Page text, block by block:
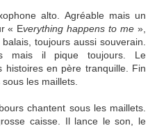
alto. Agréable mais un
« Everything happens to me »,
toujours aussi souverain.
mais il pique toujours. Le
histoires en père tranquille. Fin
les maillets.
chantent sous les maillets.
caisse. Il lance le son, le